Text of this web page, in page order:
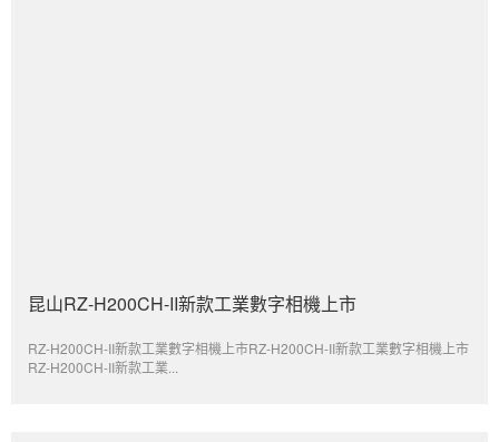
昆山RZ-H200CH-II新款工業數字相機上市
RZ-H200CH-II新款工業數字相機上市RZ-H200CH-II新款工業數字相機上市
RZ-H200CH-II新款工業...